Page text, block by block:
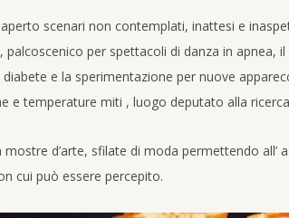
scenari non contemplati, inattesi e
palcoscenico per spettacoli di danza in apnea,
e la sperimentazione per nuove
e temperature miti , luogo deputato alla
d’arte, sfilate di moda permettendo all’
cui può essere percepito.